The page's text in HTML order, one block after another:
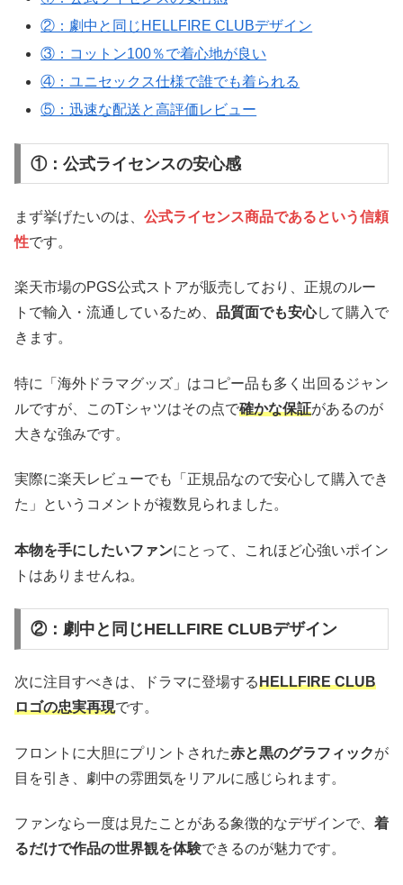
②：劇中と同じHELLFIRE CLUBデザイン
③：コットン100％で着心地が良い
④：ユニセックス仕様で誰でも着られる
⑤：迅速な配送と高評価レビュー
①：公式ライセンスの安心感
まず挙げたいのは、 公式ライセンス商品であるという信頼
性です。
楽天市場のPGS公式ストアが販売しており、正規のルー
トで輸入・流通しているため、 品質面でも安心して購入で
きます。
特に「海外ドラマグッズ」はコピー品も多く出回るジャン
ルですが、このTシャツはその点で確かな保証があるのが
大きな強みです。
実際に楽天レビューでも「正規品なので安心して購入でき
た」というコメントが複数見られました。
本物を手にしたいファンにとって、これほど心強いポイン
トはありませんね。
②：劇中と同じHELLFIRE CLUBデザイン
次に注目すべきは、ドラマに登場するHELLFIRE CLUB
ロゴの忠実再現です。
フロントに大胆にプリントされた赤と黒のグラフィックが
目を引き、劇中の雰囲気をリアルに感じられます。
ファンなら一度は見たことがある象徴的なデザインで、 着
るだけで作品の世界観を体験できるのが魅力です。